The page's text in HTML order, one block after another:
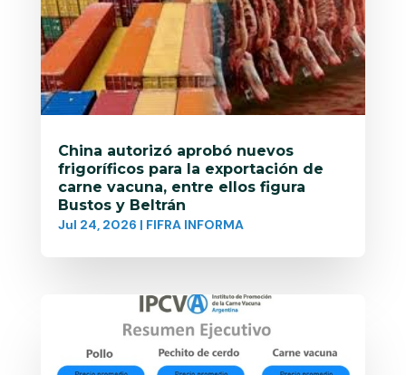
China autorizó aprobó nuevos
frigoríficos para la exportación de
carne vacuna, entre ellos figura
Bustos y Beltrán
Jul 24, 2026 | FIFRA INFORMA